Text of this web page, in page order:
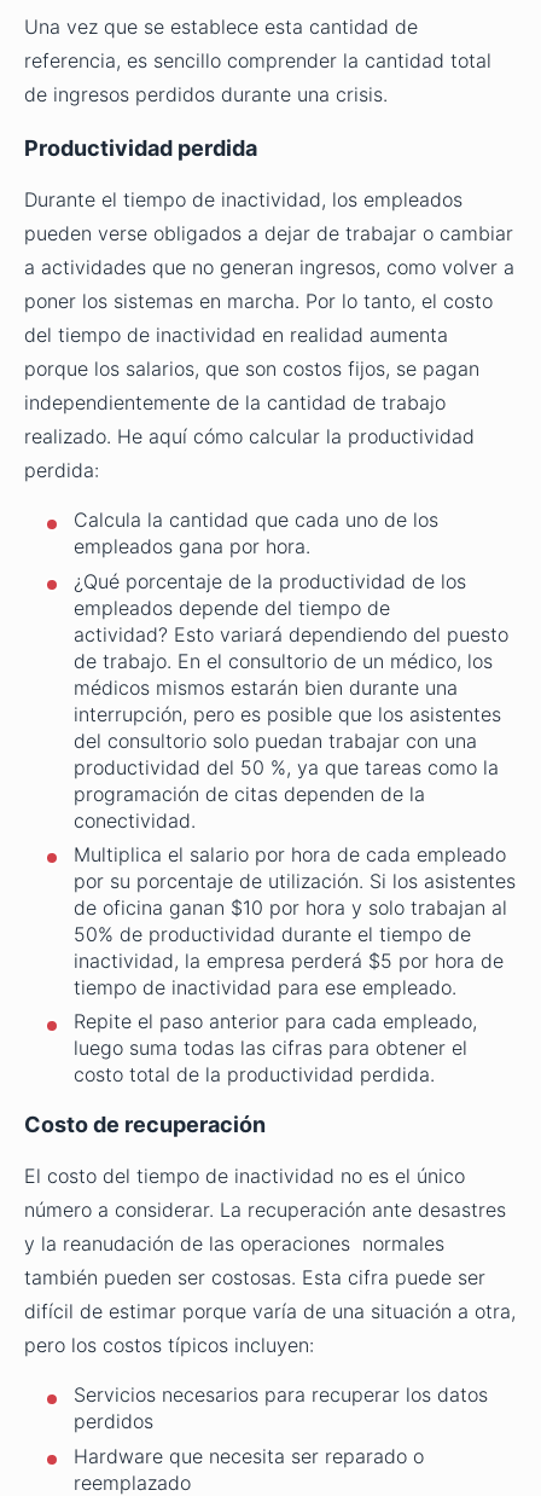
Una vez que se establece esta cantidad de
referencia, es sencillo comprender la cantidad total
de ingresos perdidos durante una crisis.
Productividad perdida
Durante el tiempo de inactividad, los empleados
pueden verse obligados a dejar de trabajar o cambiar
a actividades que no generan ingresos, como volver a
poner los sistemas en marcha. Por lo tanto, el costo
del tiempo de inactividad en realidad aumenta
porque los salarios, que son costos fijos, se pagan
independientemente de la cantidad de trabajo
realizado. He aquí cómo calcular la productividad
perdida:
Calcula la cantidad que cada uno de los
empleados gana por hora.
¿Qué porcentaje de la productividad de los
empleados depende del tiempo de
actividad? Esto variará dependiendo del puesto
de trabajo. En el consultorio de un médico, los
médicos mismos estarán bien durante una
interrupción, pero es posible que los asistentes
del consultorio solo puedan trabajar con una
productividad del 50 %, ya que tareas como la
programación de citas dependen de la
conectividad.
Multiplica el salario por hora de cada empleado
por su porcentaje de utilización. Si los asistentes
de oficina ganan $10 por hora y solo trabajan al
50% de productividad durante el tiempo de
inactividad, la empresa perderá $5 por hora de
tiempo de inactividad para ese empleado.
Repite el paso anterior para cada empleado,
luego suma todas las cifras para obtener el
costo total de la productividad perdida.
Costo de recuperación
El costo del tiempo de inactividad no es el único
número a considerar. La recuperación ante desastres
y la reanudación de las operaciones normales
también pueden ser costosas. Esta cifra puede ser
difícil de estimar porque varía de una situación a otra,
pero los costos típicos incluyen:
Servicios necesarios para recuperar los datos
perdidos
Hardware que necesita ser reparado o
reemplazado